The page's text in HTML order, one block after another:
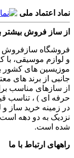
نماد اعتماد ملی
از ساز فروش بیشتر
و لوازم موسیقی، با
موزیسین های کشور
جانبی از برند های
از سازهای مناسب
حرفه ای ) ، تناسب
در زمینه خرید ساز
نزدیک به دو دهه
شده است.
راههای ارتباط با ما